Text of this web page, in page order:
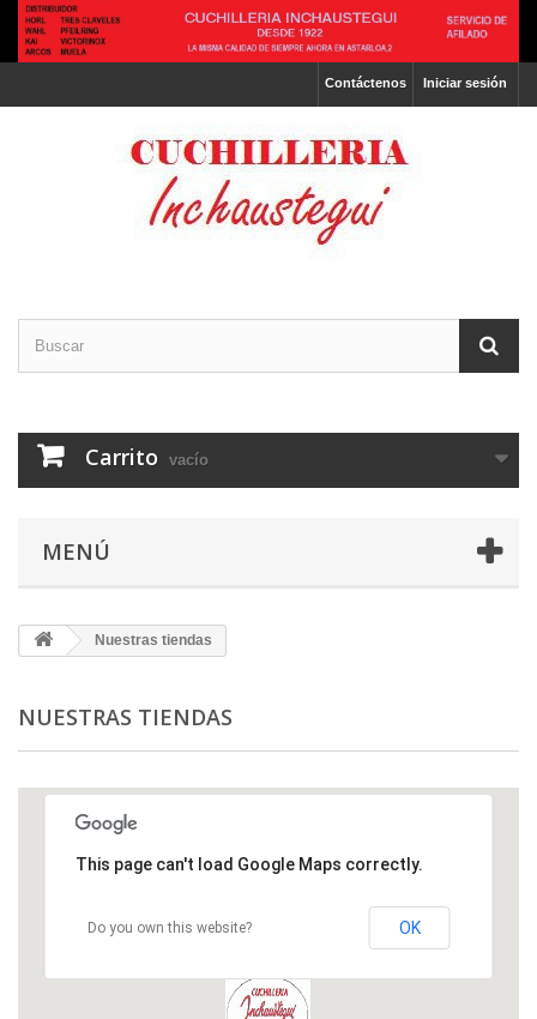
Iniciar sesión
Contáctenos
Carrito vacío
MENÚ
Nuestras tiendas
NUESTRAS TIENDAS
This page can't load Google Maps correctly.
Do you own this website? OK